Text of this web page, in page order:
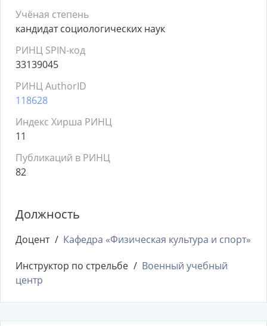
Учёная степень
кандидат социологических наук
РИНЦ SPIN-код
33139045
РИНЦ AuthorID
118628
Индекс Хирша РИНЦ
11
Публикаций в РИНЦ
82
Должность
Доцент
Кафедра «Физическая культура и спорт»
Инструктор по стрельбе
Военный учебный
центр